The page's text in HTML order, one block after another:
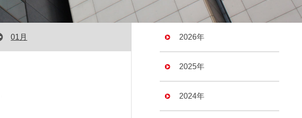
01月 2026年
2025年
2024年